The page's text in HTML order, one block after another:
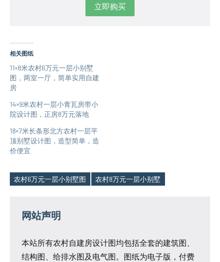
立即购买
相关图纸
11×8米农村6万元一层小别墅
图，两室一厅，简单实用自建
房
14×9米农村一层小青瓦房带小
院设计图，正房8万元落地
18×7米长条形北方农村一层平
顶别墅设计图，造型简单，造
价便宜
Tags
农村6万元一层小别墅图 农村8万元一层小别墅
网站声明
本站所有农村自建房设计图均包括全套的建筑图、
结构图、给排水图及电气图。图纸为电子版，付费